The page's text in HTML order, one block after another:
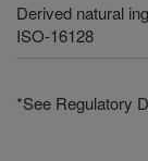
Derived natural
ISO-16128
*See Regulatory